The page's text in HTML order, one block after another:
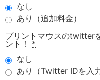
なし
あり（追加料金）
プリントマウスのtwitter
ント！
*
なし
あり（Twitter IDを入力